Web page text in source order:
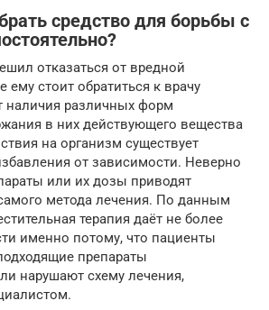
средство для борьбы с
отказаться от вредной
ему стоит обратиться к врачу
наличия различных форм
в них действующего вещества
на организм существует
от зависимости. Неверно
или их дозы приводят
метода лечения. По данным
терапия даёт не более
именно потому, что пациенты
препараты
нарушают схему лечения,